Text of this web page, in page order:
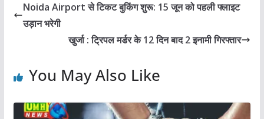
Noida Airport से टिकट बुकिंग शुरू: 15 जून को पहली फ्लाइट
उड़ान भरेगी
खुर्जा : ट्रिपल मर्डर के 12 दिन बाद 2 इनामी गिरफ्तार
You May Also Like